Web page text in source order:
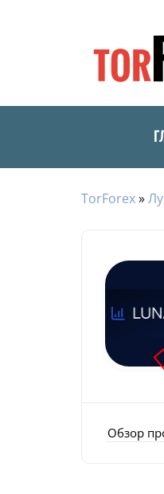
TorForex»
Обзор